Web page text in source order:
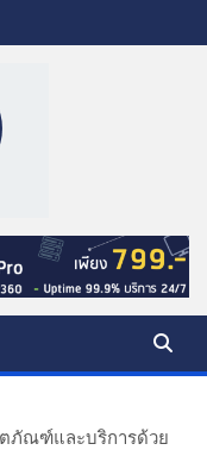
ภัณฑ์และบริการด้วย